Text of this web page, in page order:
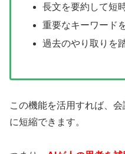
長文を要約して短
重要なキーワード
過去のやり取りを
この機能を活用すれば、
に短縮できます。